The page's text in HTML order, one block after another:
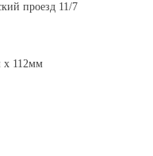
проезд 11/7
x 112мм